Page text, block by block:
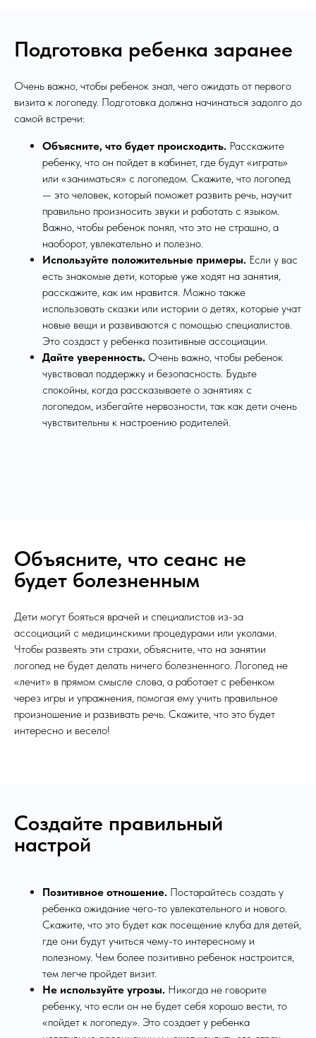
Подготовка ребенка заранее
Очень важно, чтобы ребенок знал, чего ожидать от первого
визита к логопеду. Подготовка должна начинаться задолго до
самой встречи:
Объясните, что будет происходить. Расскажите
ребенку, что он пойдет в кабинет, где будут «играть»
или «заниматься» с логопедом. Скажите, что логопед
— это человек, который поможет развить речь, научит
правильно произносить звуки и работать с языком.
Важно, чтобы ребенок понял, что это не страшно, а
наоборот, увлекательно и полезно.
Используйте положительные примеры. Если у вас
есть знакомые дети, которые уже ходят на занятия,
расскажите, как им нравится. Можно также
использовать сказки или истории о детях, которые учат
новые вещи и развиваются с помощью специалистов.
Это создаст у ребенка позитивные ассоциации.
Дайте уверенность. Очень важно, чтобы ребенок
чувствовал поддержку и безопасность. Будьте
спокойны, когда рассказываете о занятиях с
логопедом, избегайте нервозности, так как дети очень
чувствительны к настроению родителей.
Объясните, что сеанс не
будет болезненным
Дети могут бояться врачей и специалистов из-за
ассоциаций с медицинскими процедурами или уколами.
Чтобы развеять эти страхи, объясните, что на занятии
логопед не будет делать ничего болезненного. Логопед не
«лечит» в прямом смысле слова, а работает с ребенком
через игры и упражнения, помогая ему учить правильное
произношение и развивать речь. Скажите, что это будет
интересно и весело!
Создайте правильный
настрой
Позитивное отношение. Постарайтесь создать у
ребенка ожидание чего-то увлекательного и нового.
Скажите, что это будет как посещение клуба для детей,
где они будут учиться чему-то интересному и
полезному. Чем более позитивно ребенок настроится,
тем легче пройдет визит.
Не используйте угрозы. Никогда не говорите
ребенку, что если он не будет себя хорошо вести, то
«пойдет к логопеду». Это создает у ребенка